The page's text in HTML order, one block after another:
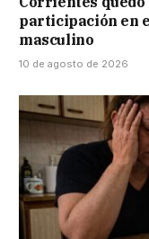
participación en
masculino
10 de agosto de 2026